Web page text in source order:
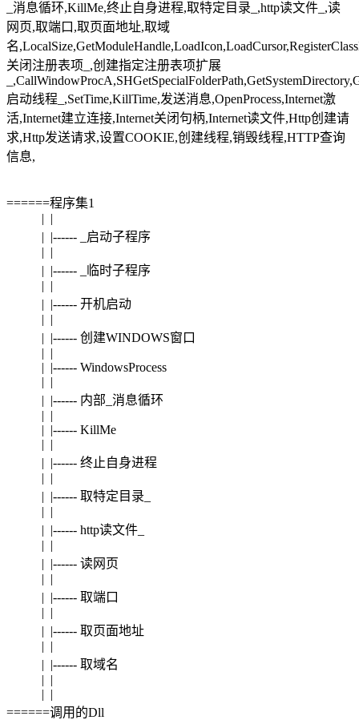
_消息循环,KillMe,终止自身进程,取特定目录_,http读文件_,读
网页,取端口,取页面地址,取域
名
关闭注册表项_,创建指定注册表项扩展
启动线程_,SetTime,KillTime,发送消息,OpenProcess,Internet激
活,Internet建立连接,Internet关闭句柄,Internet读文件,Http创建请
求,Http发送请求,设置COOKIE,创建线程,销毁线程,HTTP查询
信息,
======程序集1
| |
| |------ _启动子程序
| |
| |------ _临时子程序
| |
| |------ 开机启动
| |
| |------ 创建WINDOWS窗口
| |
| |------ WindowsProcess
| |
| |------ 内部_消息循环
| |
| |------ KillMe
| |
| |------ 终止自身进程
| |
| |------ 取特定目录_
| |
| |------ http读文件_
| |
| |------ 读网页
| |
| |------ 取端口
| |
| |------ 取页面地址
| |
| |------ 取域名
| |
| |
======调用的Dll